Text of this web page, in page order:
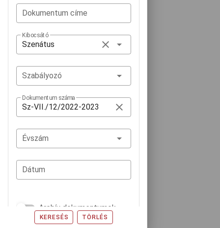
Dokumentum címe
Kibocsátó
Szabályozó
Dokumentum száma
Évszám
Dátum
Archív dokumentumok
KERESÉS TÖRLÉS